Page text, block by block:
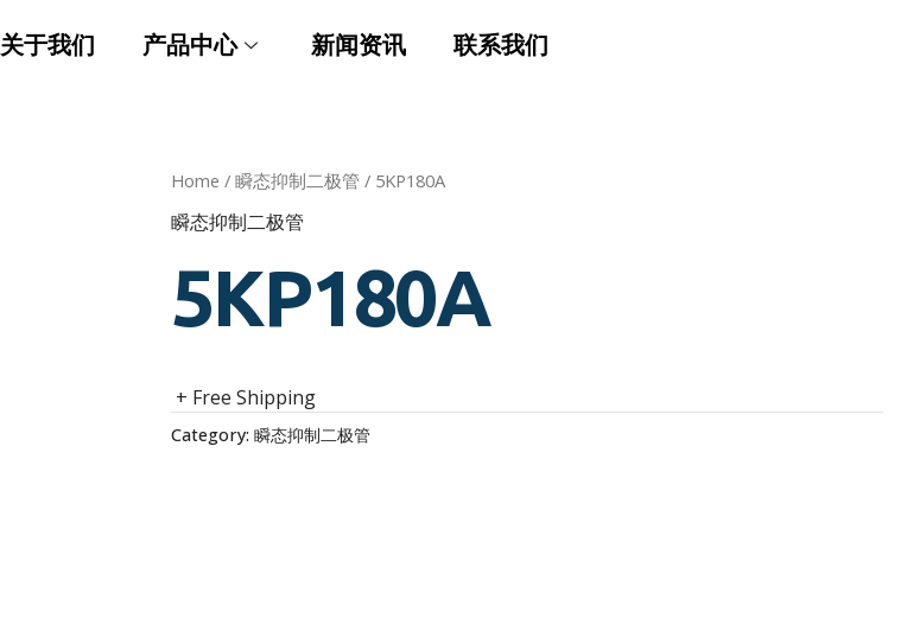
关于我们 产品中心 新闻资讯 联系我们
Home /瞬态抑制二极管 / 5KP180A
瞬态抑制二极管
5KP180A
+ Free Shipping
Category:瞬态抑制二极管